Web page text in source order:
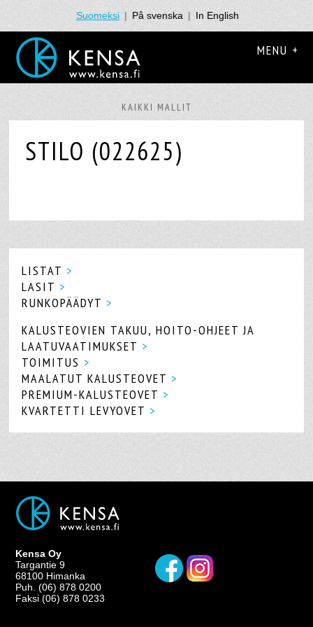
MENU +
Suomeksi | På svenska | In English
KAIKKI MALLIT
STILO (022625)
LISTAT >
LASIT >
RUNKOPÄÄDYT >
KALUSTEOVIEN TAKUU, HOITO-OHJEET JA
LAATUVAATIMUKSET >
TOIMITUS >
MAALATUT KALUSTEOVET >
PREMIUM-KALUSTEOVET >
KVARTETTI LEVYOVET >
Kensa Oy
Targantie 9
68100 Himanka
Puh. (06) 878 0200
Faksi (06) 878 0233